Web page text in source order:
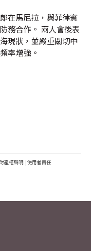
在馬尼拉，與菲律賓
務合作。 兩人會後表
現狀，並嚴重關切中
率增強。
產權聲明 | 使用者責任